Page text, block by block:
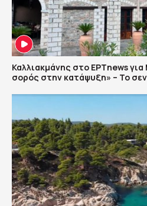
Καλλιακμάνης στο ΕΡΤnews
σορός στην κατάψυξη» – Το